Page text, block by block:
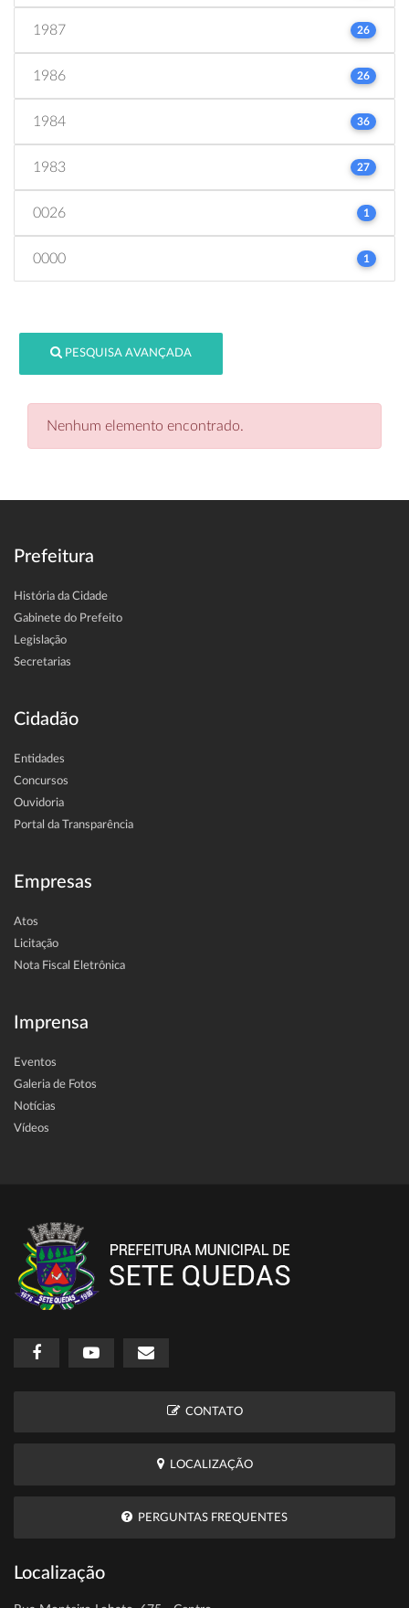
1987 26
1986 26
1984 36
1983 27
0026 1
0000 1
PESQUISA AVANÇADA
Nenhum elemento encontrado.
Prefeitura
História da Cidade
Gabinete do Prefeito
Legislação
Secretarias
Cidadão
Entidades
Concursos
Ouvidoria
Portal da Transparência
Empresas
Atos
Licitação
Nota Fiscal Eletrônica
Imprensa
Eventos
Galeria de Fotos
Notícias
Vídeos
CONTATO
LOCALIZAÇÃO
PERGUNTAS FREQUENTES
Localização